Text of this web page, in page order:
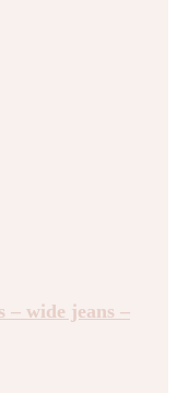
– wide jeans –